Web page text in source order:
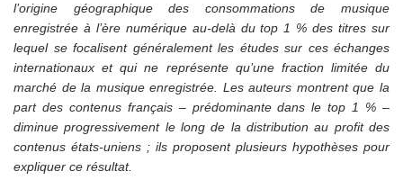
l’origine géographique des consommations de musique
enregistrée à l’ère numérique au-delà du top 1 % des titres sur
lequel se focalisent généralement les études sur ces échanges
internationaux et qui ne représente qu’une fraction limitée du
marché de la musique enregistrée. Les auteurs montrent que la
part des contenus français – prédominante dans le top 1 % –
diminue progressivement le long de la distribution au profit des
contenus états-uniens ; ils proposent plusieurs hypothèses pour
expliquer ce résultat.